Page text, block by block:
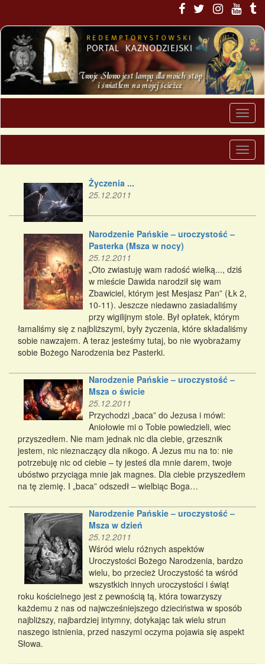
Życzenia ...
25.12.2011
Narodzenie Pańskie – uroczystość –
Pasterka (Msza w nocy)
25.12.2011
„Oto zwiastuję wam radość wielką..., dziś
w mieście Dawida narodził się wam
Zbawiciel, którym jest Mesjasz Pan” (Łk 2,
10-11). Jeszcze niedawno zasiadaliśmy
przy wigilĳnym stole. Był opłatek, którym
łamaliśmy się z najbliższymi, były życzenia, które składaliśmy
sobie nawzajem. A teraz jesteśmy tutaj, bo nie wyobrażamy
sobie Bożego Narodzenia bez Pasterki.
Narodzenie Pańskie – uroczystość –
Msza o świcie
25.12.2011
Przychodzi „baca” do Jezusa i mówi:
Aniołowie mi o Tobie powiedzieli, wiec
przyszedłem. Nie mam jednak nic dla ciebie, grzesznik
jestem, nic nieznaczący dla nikogo. A Jezus mu na to: nie
potrzebuję nic od ciebie – ty jesteś dla mnie darem, twoje
ubóstwo przyciąga mnie jak magnes. Dla ciebie przyszedłem
na tę ziemię. I „baca” odszedł – wielbiąc Boga…
Narodzenie Pańskie – uroczystość –
Msza w dzień
25.12.2011
Wśród wielu różnych aspektów
Uroczystości Bożego Narodzenia, bardzo
wielu, bo przecież Uroczystość ta wśród
wszystkich innych uroczystości i świąt
roku kościelnego jest z pewnością tą, która towarzyszy
każdemu z nas od najwcześniejszego dzieciństwa w sposób
najbliższy, najbardziej intymny, dotykając tak wielu strun
naszego istnienia, przed naszymi oczyma pojawia się aspekt
Słowa.